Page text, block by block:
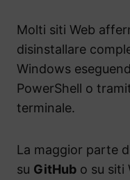
Molti siti Web
disinstallare
Windows
PowerShell o
terminale.
La maggior parte
su GitHub o su siti